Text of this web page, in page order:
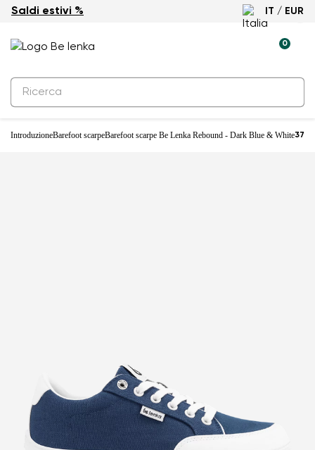
Saldi estivi % IT / EUR
0
IntroduzioneBarefoot scarpeBarefoot scarpe Be Lenka Rebound - Dark Blue & White37
-25%